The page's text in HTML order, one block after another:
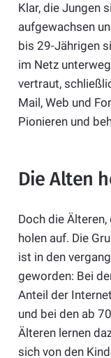
Klar, die Jungen
aufgewachsen
bis 29-Jährigen
im Netz
vertraut,
Mail, Web und
Pionieren und
Die Alten
Doch die
holen auf. Die
ist in den
geworden: Bei
Anteil der
und bei den ab
Älteren lernen
sich von den